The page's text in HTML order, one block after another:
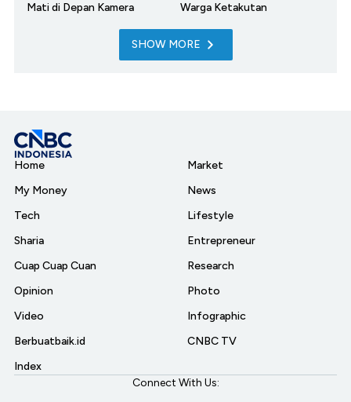
Mati di Depan Kamera
Warga Ketakutan
SHOW MORE
Home
My Money
Tech
Sharia
Cuap Cuap Cuan
Opinion
Video
Berbuatbaik.id
Index
Market
News
Lifestyle
Entrepreneur
Research
Photo
Infographic
CNBC TV
Connect With Us: